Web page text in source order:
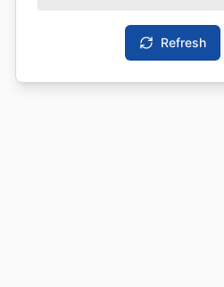
Refresh